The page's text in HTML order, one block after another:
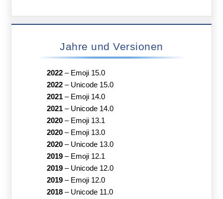
Jahre und Versionen
2022– Emoji 15.0
2022– Unicode 15.0
2021– Emoji 14.0
2021– Unicode 14.0
2020– Emoji 13.1
2020– Emoji 13.0
2020– Unicode 13.0
2019– Emoji 12.1
2019– Unicode 12.0
2019– Emoji 12.0
2018– Unicode 11.0